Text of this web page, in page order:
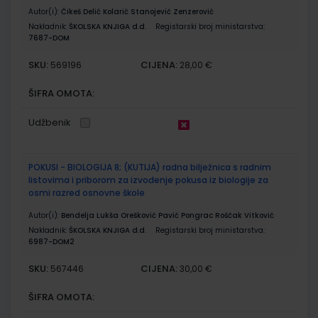
Autor(i): Čikeš Delić Kolarić Stanojević Zenzerović
Nakladnik: ŠKOLSKA KNJIGA d.d.
Registarski broj ministarstva:
7687-DOM
SKU: 569196 CIJENA: 28,00 €
ŠIFRA OMOTA:
Udžbenik
POKUSI - BIOLOGIJA 8; (KUTIJA) radna bilježnica s radnim
listovima i priborom za izvođenje pokusa iz biologije za
osmi razred osnovne škole
Autor(i): Bendelja Lukša Orešković Pavić Pongrac Roščak Vitković
Nakladnik: ŠKOLSKA KNJIGA d.d.
Registarski broj ministarstva:
6987-DOM2
SKU: 567446 CIJENA: 30,00 €
ŠIFRA OMOTA: